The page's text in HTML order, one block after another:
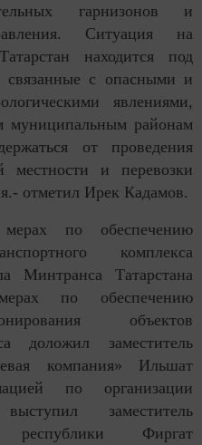
гарнизонов и
Ситуация на
находится под
связанные с опасными и
явлениями,
муниципальным районам
от проведения
местности и перевозки
отметил Ирек Кадамов.
по обеспечению
комплекса
Минтранса Татарстана
по обеспечению
объектов
доложил заместитель
компания» Ильшат
по организации
заместитель
республики Фиргат